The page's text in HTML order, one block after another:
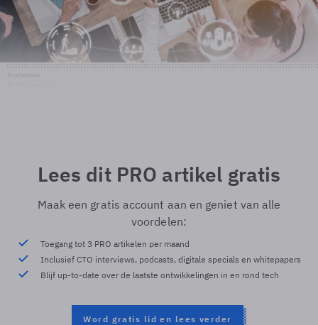
Lees dit PRO artikel gratis
Maak een gratis account aan en geniet van alle
voordelen:
Toegang tot 3 PRO artikelen per maand
Inclusief CTO interviews, podcasts, digitale specials en whitepapers
Blijf up-to-date over de laatste ontwikkelingen in en rond tech
Word gratis lid en lees verder